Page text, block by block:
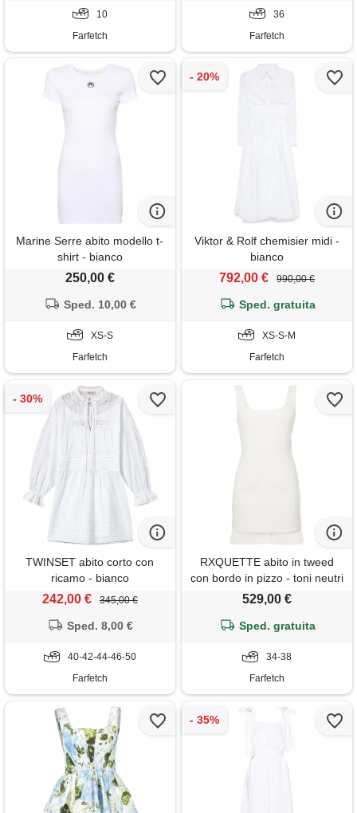
10
Farfetch
36
Farfetch
Marine Serre abito modello t-
shirt - bianco
250,00 €
Sped. 10,00 €
XS-S
Farfetch
Viktor & Rolf chemisier midi -
bianco
792,00 € 990,00 €
Sped. gratuita
XS-S-M
Farfetch
TWINSET abito corto con
ricamo - bianco
242,00 € 345,00 €
Sped. 8,00 €
40-42-44-46-50
Farfetch
RXQUETTE abito in tweed
con bordo in pizzo - toni neutri
529,00 €
Sped. gratuita
34-38
Farfetch